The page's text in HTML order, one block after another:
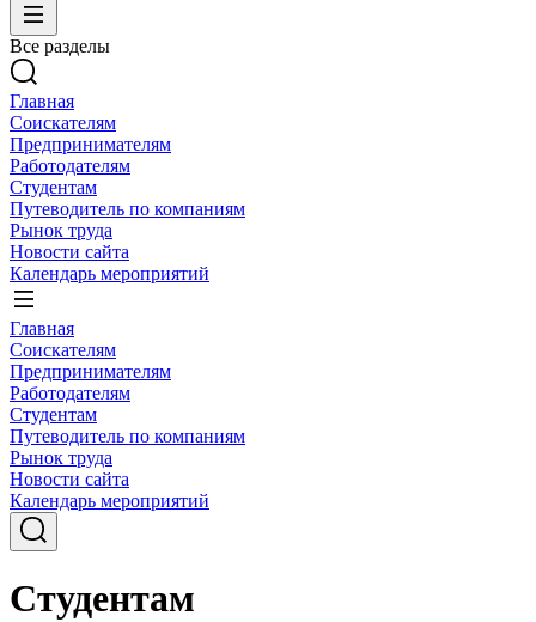
Все разделы
Главная
Соискателям
Предпринимателям
Работодателям
Студентам
Путеводитель по компаниям
Рынок труда
Новости сайта
Календарь мероприятий
Главная
Соискателям
Предпринимателям
Работодателям
Студентам
Путеводитель по компаниям
Рынок труда
Новости сайта
Календарь мероприятий
Студентам